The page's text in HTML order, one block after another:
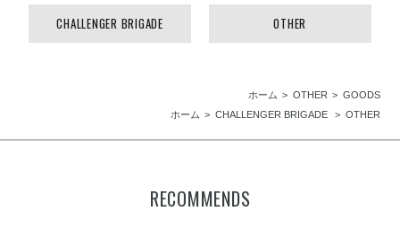
CHALLENGER BRIGADE OTHER
ホーム OTHER
GOODS
ホーム
CHALLENGER BRIGADE OTHER
RECOMMENDS